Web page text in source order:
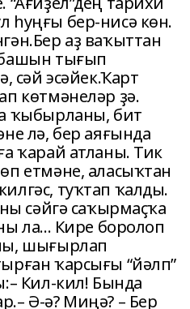
һуңғы бер-нисә көн.
аҙ ваҡыттан
тығып
сәй эсәйек.Ҡарт
көтмәнеләр ҙә.
ҡыбырланы, бит
лә, бер аяғында
ҡарай атланы. Тик
етмәне, аласыҡтан
туҡтап ҡалды.
сәйгә саҡырмаҫҡа
ла... Кире боролоп
шығырлап
ҡарсығы “йәлп”
Кил-кил! Бында
Ә-ә? Миңә? – Бер